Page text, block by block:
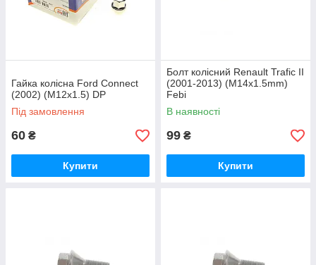
Гайка колісна Ford Connect
(2002) (M12x1.5) DP
Під замовлення
60 ₴
Купити
Болт колісний Renault Trafic II
(2001-2013) (M14x1.5mm)
Febi
В наявності
99 ₴
Купити